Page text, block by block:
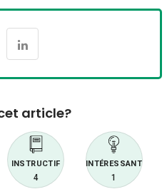
article?
INSTRUCTIF
4
INTÉRESSANT
1